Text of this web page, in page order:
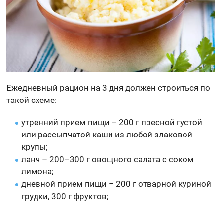
Ежедневный рацион на 3 дня должен строиться по
такой схеме:
утренний прием пищи – 200 г пресной густой
или рассыпчатой каши из любой злаковой
крупы;
ланч – 200–300 г овощного салата с соком
лимона;
дневной прием пищи – 200 г отварной куриной
грудки, 300 г фруктов;